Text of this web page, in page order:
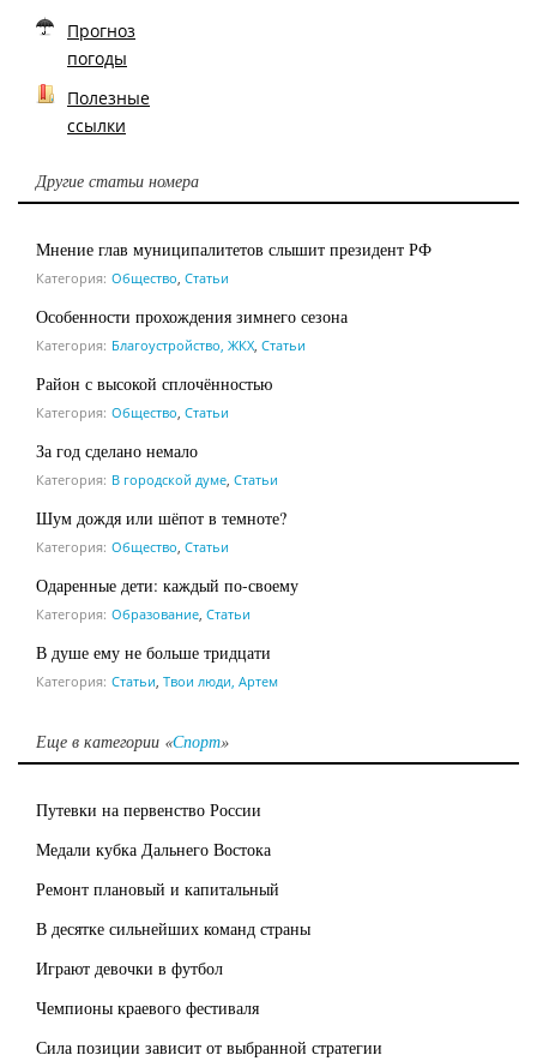
Прогноз
погоды
Полезные
ссылки
Другие статьи номера
Мнение глав муниципалитетов слышит президент РФ
Категория: Общество, Статьи
Особенности прохождения зимнего сезона
Категория: Благоустройство, ЖКХ, Статьи
Район с высокой сплочённостью
Категория: Общество, Статьи
За год сделано немало
Категория: В городской думе, Статьи
Шум дождя или шёпот в темноте?
Категория: Общество, Статьи
Одаренные дети: каждый по-своему
Категория: Образование, Статьи
В душе ему не больше тридцати
Категория: Статьи, Твои люди, Артем
Еще в категории «Спорт»
Путевки на первенство России
Медали кубка Дальнего Востока
Ремонт плановый и капитальный
В десятке сильнейших команд страны
Играют девочки в футбол
Чемпионы краевого фестиваля
Сила позиции зависит от выбранной стратегии